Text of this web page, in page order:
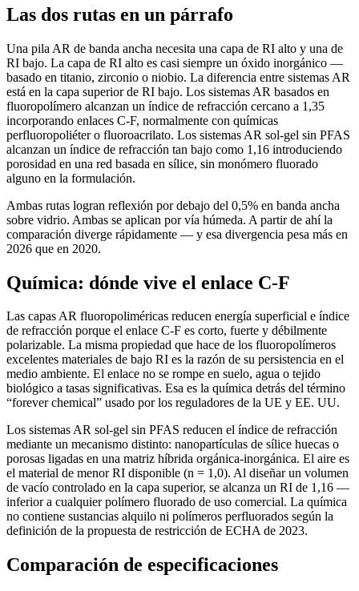
Las dos rutas en un párrafo
Una pila AR de banda ancha necesita una capa de RI alto y una de
RI bajo. La capa de RI alto es casi siempre un óxido inorgánico —
basado en titanio, zirconio o niobio. La diferencia entre sistemas AR
está en la capa superior de RI bajo. Los sistemas AR basados en
fluoropolímero alcanzan un índice de refracción cercano a 1,35
incorporando enlaces C-F, normalmente con químicas
perfluoropoliéter o fluoroacrilato. Los sistemas AR sol-gel sin PFAS
alcanzan un índice de refracción tan bajo como 1,16 introduciendo
porosidad en una red basada en sílice, sin monómero fluorado
alguno en la formulación.
Ambas rutas logran reflexión por debajo del 0,5% en banda ancha
sobre vidrio. Ambas se aplican por vía húmeda. A partir de ahí la
comparación diverge rápidamente — y esa divergencia pesa más en
2026 que en 2020.
Química: dónde vive el enlace C-F
Las capas AR fluoropoliméricas reducen energía superficial e índice
de refracción porque el enlace C-F es corto, fuerte y débilmente
polarizable. La misma propiedad que hace de los fluoropolímeros
excelentes materiales de bajo RI es la razón de su persistencia en el
medio ambiente. El enlace no se rompe en suelo, agua o tejido
biológico a tasas significativas. Esa es la química detrás del término
“forever chemical” usado por los reguladores de la UE y EE. UU.
Los sistemas AR sol-gel sin PFAS reducen el índice de refracción
mediante un mecanismo distinto: nanopartículas de sílice huecas o
porosas ligadas en una matriz híbrida orgánica-inorgánica. El aire es
el material de menor RI disponible (n = 1,0). Al diseñar un volumen
de vacío controlado en la capa superior, se alcanza un RI de 1,16 —
inferior a cualquier polímero fluorado de uso comercial. La química
no contiene sustancias alquilo ni polímeros perfluorados según la
definición de la propuesta de restricción de ECHA de 2023.
Comparación de especificaciones